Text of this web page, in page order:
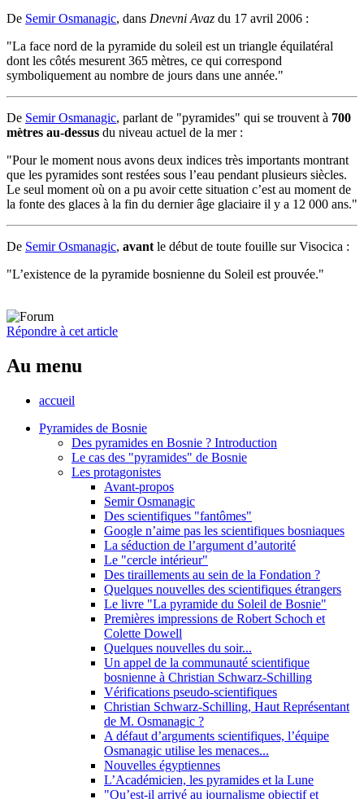
De Semir Osmanagic, dans Dnevni Avaz du 17 avril 2006 :
"La face nord de la pyramide du soleil est un triangle équilatéral
dont les côtés mesurent 365 mètres, ce qui correspond
symboliquement au nombre de jours dans une année."
De Semir Osmanagic, parlant de "pyramides" qui se trouvent à 700
mètres au-dessus du niveau actuel de la mer :
"Pour le moment nous avons deux indices très importants montrant
que les pyramides sont restées sous l’eau pendant plusieurs siècles.
Le seul moment où on a pu avoir cette situation c’est au moment de
la fonte des glaces à la fin du dernier âge glaciaire il y a 12 000 ans."
De Semir Osmanagic, avant le début de toute fouille sur Visocica :
"L’existence de la pyramide bosnienne du Soleil est prouvée."
Répondre à cet article
Au menu
accueil
Pyramides de Bosnie
Des pyramides en Bosnie ? Introduction
Le cas des "pyramides" de Bosnie
Les protagonistes
Avant-propos
Semir Osmanagic
Des scientifiques "fantômes"
Google n’aime pas les scientifiques bosniaques
La séduction de l’argument d’autorité
Le "cercle intérieur"
Des tiraillements au sein de la Fondation ?
Quelques nouvelles des scientifiques étrangers
Le livre "La pyramide du Soleil de Bosnie"
Premières impressions de Robert Schoch et
Colette Dowell
Quelques nouvelles du soir...
Un appel de la communauté scientifique
bosnienne à Christian Schwarz-Schilling
Vérifications pseudo-scientifiques
Christian Schwarz-Schilling, Haut Représentant
de M. Osmanagic ?
A défaut d’arguments scientifiques, l’équipe
Osmanagic utilise les menaces...
Nouvelles égyptiennes
L’Académicien, les pyramides et la Lune
"Qu’est-il arrivé au journalisme objectif et